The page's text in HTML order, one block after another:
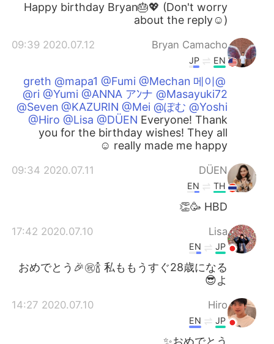
Happy birthday Bryan🎂💖 (Don't worry
about the reply☺️)
Bryan Camacho
2020.07.12 09:39
EN
JP
@greth @mapa1 @Fumi @Mechan 메이
@ri @Yumi @ANNA アﾝナ @Masayuki72
@Seven @KAZURIN @Mei @ぽむ @Yoshi
@Hiro @Lisa @DÜEN Everyone! Thank
you for the birthday wishes! They all
really made me happy ☺️
DÜEN
2020.07.11 09:34
TH
EN
HBD 🥳👏
Lisa
2020.07.10 17:42
JP
EN
おめでとう🎉㊗️🍾 私ももうすぐ28歳になる
よ😎
Hiro
2020.07.10 14:27
JP
EN
おめでとう✨